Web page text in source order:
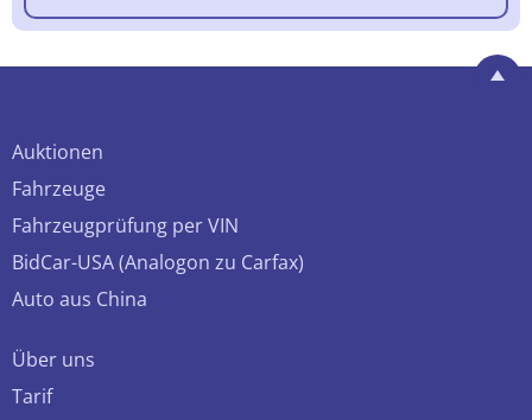
Auktionen
Fahrzeuge
Fahrzeugprüfung per VIN
BidCar-USA (Analogon zu Carfax)
Auto aus China
Über uns
Tarif